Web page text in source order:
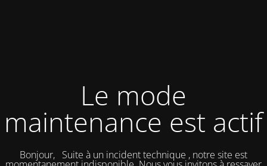
Le mode
maintenance est actif
Bonjour, Suite à un incident technique , notre site est